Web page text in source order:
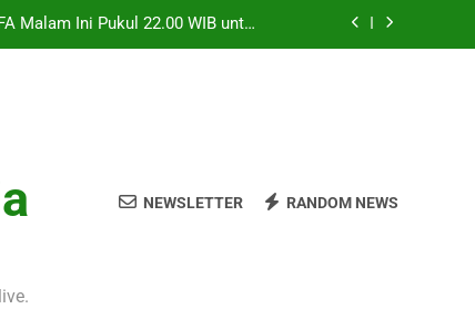
Malam Ini Pukul 22.00 WIB untuk
vs Inter Milan Club Friendly Sore
Seru Bersama Jalalive dan
Atmosfer Laga Persahabatan
Malam Ini Pukul 22.00 WIB untuk
WIB, Streaming Pertandingan
yang Penuh Antusiasme
NEWSLETTER RANDOM NEWS